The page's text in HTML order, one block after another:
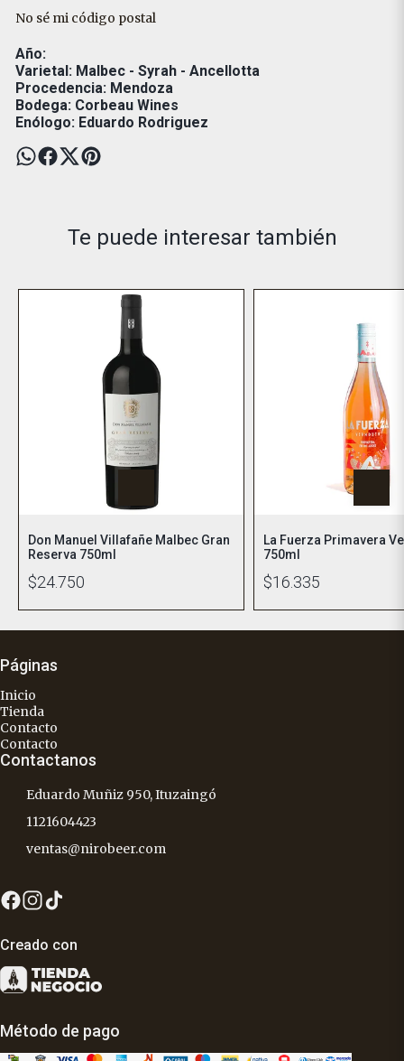
No sé mi código postal
Año:
Varietal: Malbec - Syrah - Ancellotta
Procedencia: Mendoza
Bodega: Corbeau Wines
Enólogo: Eduardo Rodriguez
Te puede interesar también
Don Manuel Villafañe Malbec Gran
Reserva 750ml
$24.750
La Fuerza Primavera
750ml
$16.335
Páginas
Inicio
Tienda
Contacto
Contacto
Contactanos
Eduardo Muñiz 950, Ituzaingó
1121604423
ventas@nirobeer.com
Creado con
Método de pago